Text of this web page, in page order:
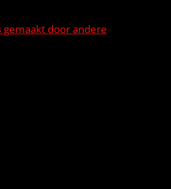
gemaakt door andere